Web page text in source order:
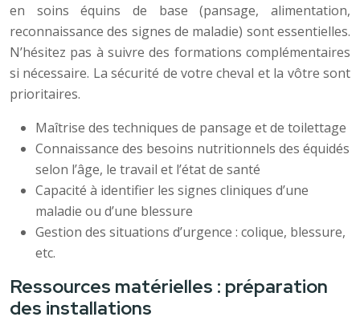
en soins équins de base (pansage, alimentation,
reconnaissance des signes de maladie) sont essentielles.
N’hésitez pas à suivre des formations complémentaires
si nécessaire. La sécurité de votre cheval et la vôtre sont
prioritaires.
Maîtrise des techniques de pansage et de toilettage
Connaissance des besoins nutritionnels des équidés
selon l’âge, le travail et l’état de santé
Capacité à identifier les signes cliniques d’une
maladie ou d’une blessure
Gestion des situations d’urgence : colique, blessure,
etc.
Ressources matérielles : préparation
des installations